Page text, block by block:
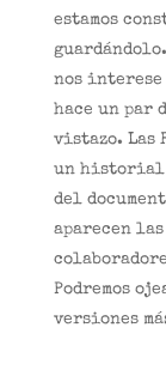
estamos
nos
hace un par
vistazo. Las
un historial
del
aparecen
Podremos
versiones